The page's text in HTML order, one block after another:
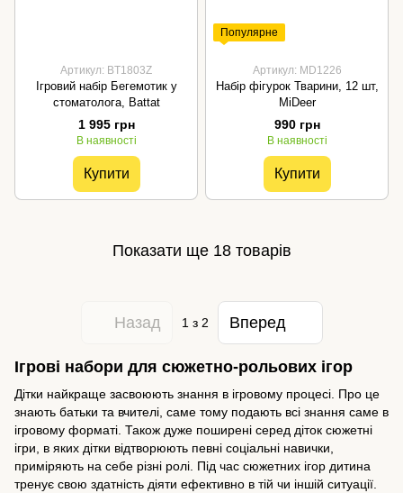
Артикул: BT1803Z
Ігровий набір Бегемотик у
стоматолога, Battat
1 995 грн
В наявності
Купити
Популярне
Артикул: MD1226
Набір фігурок Тварини, 12 шт,
MiDeer
990 грн
В наявності
Купити
Показати ще 18 товарів
Назад 1з 2 Вперед
Ігрові набори для сюжетно-рольових ігор
Дітки найкраще засвоюють знання в ігровому процесі. Про це
знають батьки та вчителі, саме тому подають всі знання саме в
ігровому форматі. Також дуже поширені серед діток сюжетні
ігри, в яких дітки відтворюють певні соціальні навички,
приміряють на себе різні ролі. Під час сюжетних ігор дитина
тренує свою здатність діяти ефективно в тій чи іншій ситуації.